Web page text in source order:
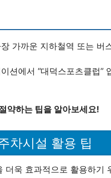
가까운 지하철역 또는 버
션에서 “대덕스포츠클럽”
약하는 팁을 알아보세요!
차시설 활용 팁
더욱 효과적으로 활용하기